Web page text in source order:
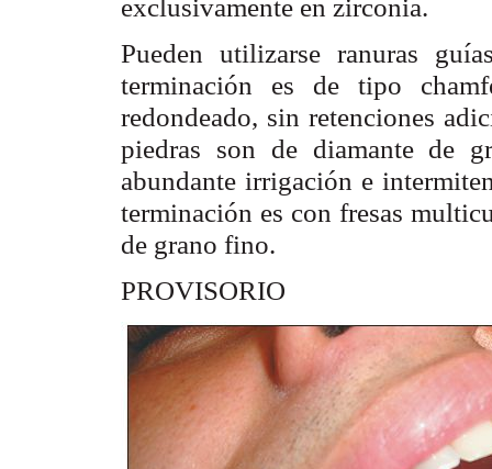
exclusivamente en zirconia.
Pueden utilizarse ranuras
terminación es de tipo
redondeado, sin retenciones
piedras son de diamante de
abundante irrigación e
terminación es con fresas
de grano fino.
PROVISORIO